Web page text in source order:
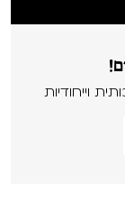
וייחודיות